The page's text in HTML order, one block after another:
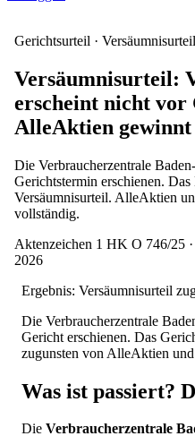
Gerichtsurteil ·
Versäumnisurteil:
erscheint nicht
AlleAktien gewinnt
Die Verbraucherzentrale
Gerichtstermin erschienen.
Versäumnisurteil. AlleAktien
vollständig.
Aktenzeichen 1 HK O 746/25
2026
Ergebnis: Versäumnisurteil
Die Verbraucherzentrale
Gericht erschienen. Das
zugunsten von AlleAktien
Was ist passiert?
Die Verbraucherzentrale